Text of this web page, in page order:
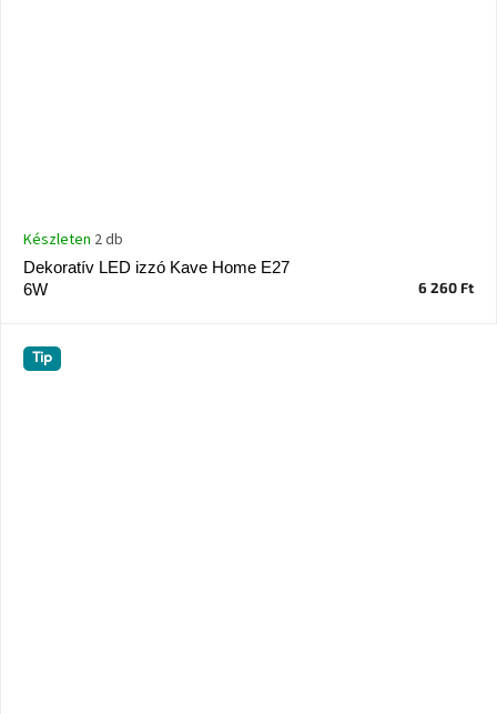
Dekoratív LED izzó Kave Home E27
6W
Készleten 2 db
6 260 Ft
Tip